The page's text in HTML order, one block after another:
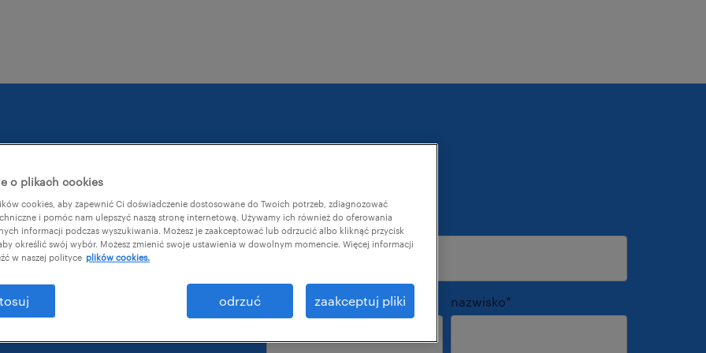
sposoby na
i
służbowy adres e-mail
nazwisko*
o plikach cookies
cookies, aby zapewnić Ci doświadczenie dostosowane do Twoich potrzeb, zdiagnozować
i pomóc nam ulepszyć naszą stronę internetową. Używamy ich również do oferowania
informacji podczas wyszukiwania. Możesz je zaakceptować lub odrzucić albo kliknąć przycisk
aby określić swój wybór. Możesz zmienić swoje ustawienia w dowolnym momencie. Więcej informacji
w naszej polityce plików cookies.
odrzuć zaakceptuj pliki